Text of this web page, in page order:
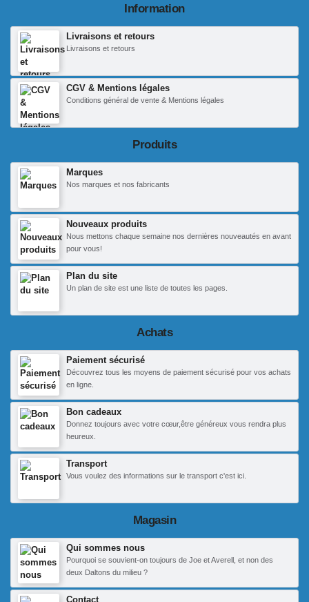
Information
Livraisons et retours
Livraisons et retours
CGV & Mentions légales
Conditions général de vente & Mentions légales
Produits
Marques
Nos marques et nos fabricants
Nouveaux produits
Nous mettons chaque semaine nos dernières nouveautés en avant
pour vous!
Plan du site
Un plan de site est une liste de toutes les pages.
Achats
Paiement sécurisé
Découvrez tous les moyens de paiement sécurisé pour vos achats
en ligne.
Bon cadeaux
Donnez toujours avec votre cœur,être généreux vous rendra plus
heureux.
Transport
Vous voulez des informations sur le transport c'est ici.
Magasin
Qui sommes nous
Pourquoi se souvient-on toujours de Joe et Averell, et non des
deux Daltons du milieu ?
Contact